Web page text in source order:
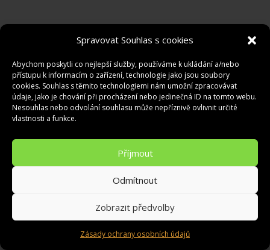
Spravovat Souhlas s cookies
Abychom poskytli co nejlepší služby, používáme k ukládání a/nebo
přístupu k informacím o zařízení, technologie jako jsou soubory
cookies. Souhlas s těmito technologiemi nám umožní zpracovávat
údaje, jako je chování při procházení nebo jedinečná ID na tomto webu.
Nesouhlas nebo odvolání souhlasu může nepříznivě ovlivnit určité
vlastnosti a funkce.
Příjmout
Odmítnout
Zobrazit předvolby
Zásady ochrany osobních údajů
Kontakty